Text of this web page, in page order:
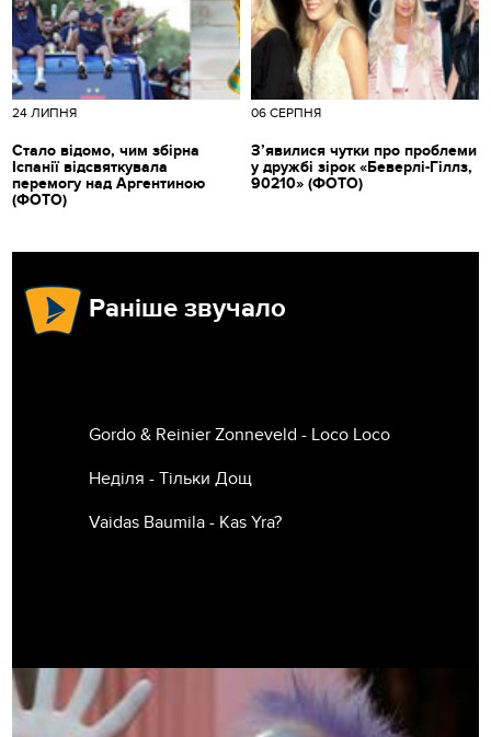
24 ЛИПНЯ
Стало відомо, чим збірна
Іспанії відсвяткувала
перемогу над Аргентиною
(ФОТО)
06 СЕРПНЯ
З’явилися чутки про проблеми
у дружбі зірок «Беверлі-Гіллз,
90210» (ФОТО)
Раніше звучало
Gordo & Reinier Zonneveld - Loco Loco
Недiля - Тiльки Дощ
Vaidas Baumila - Kas Yra?